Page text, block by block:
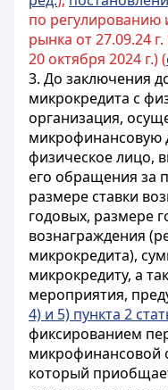
по регулированию
рынка от 27.09.24
20 октября 2024 г.) (
3. До заключения
микрокредита с
организация,
микрофинансовую
физическое лицо,
его обращения за
размере ставки
годовых, размере
вознаграждения
микрокредита),
микрокредиту, а
мероприятия,
4) и 5) пункта 2
фиксированием
микрофинансовой
который